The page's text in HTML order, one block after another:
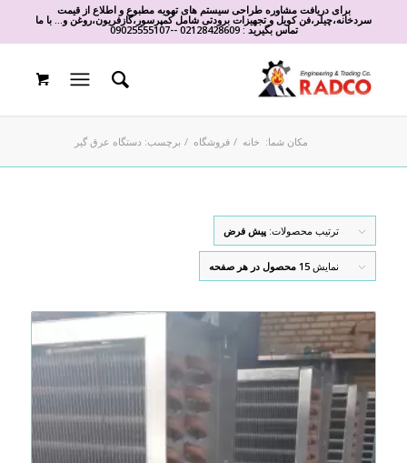
برای دریافت مشاوره طراحی سیستم های تهویه مطبوع و اطلاع از قیمت
سردخانه،چیلر،فن کویل و تجهیزات برودتی شامل کمپرسور،گازفریون،روغن و... با ما
تماس بگیرید :02128428609
-
-
09025555107
مکان شما: خانه / فروشگاه / برچسب: دستگاه عرق گیر
ترتیب محصولات: پیش فرض
نمایش 15 محصول در هر صفحه